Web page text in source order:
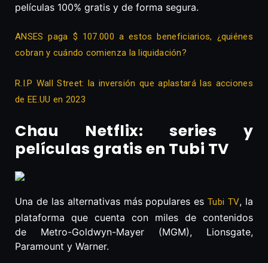
películas 100% gratis y de forma segura.
ANSES paga $ 107.000 a estos beneficiarios, ¿quiénes
cobran y cuándo comienza la liquidación?
R.I.P Wall Street: la inversión que aplastará las acciones
de EE.UU en 2023
Chau Netflix: series y
películas gratis en Tubi TV
Una de las alternativas más populares esTubi TV, la
plataforma que cuenta con miles de contenidos
de Metro-Goldwyn-Mayer (MGM), Lionsgate,
Paramount y Warner.